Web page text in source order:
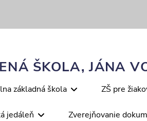
ŠKOLA, JÁNA
základná škola ZŠ pre
jedáleň Zverejňovanie